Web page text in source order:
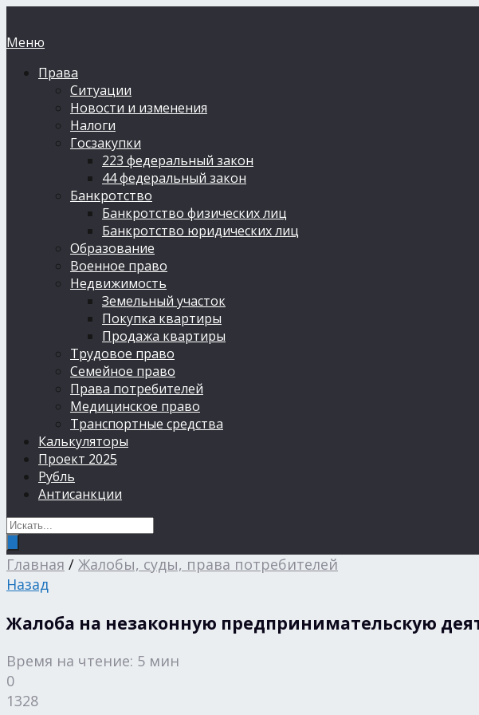
Меню
Права
Ситуации
Новости и изменения
Налоги
Госзакупки
223 федеральный закон
44 федеральный закон
Банкротство
Банкротство физических лиц
Банкротство юридических лиц
Образование
Военное право
Недвижимость
Земельный участок
Покупка квартиры
Продажа квартиры
Трудовое право
Семейное право
Права потребителей
Медицинское право
Транспортные средства
Калькуляторы
Проект 2025
Рубль
Антисанкции
Главная / Жалобы, суды, права потребителей
Назад
Жалоба на незаконную предпринимательскую
Время на чтение: 5 мин
0
1328